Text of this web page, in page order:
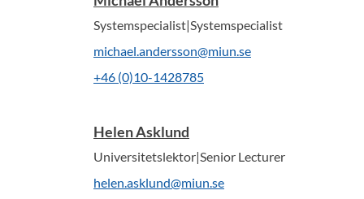
Systemspecialist|Systemspecialist
michael.andersson@miun.se
+46 (0)10-1428785
Helen Asklund
Universitetslektor|Senior Lecturer
helen.asklund@miun.se